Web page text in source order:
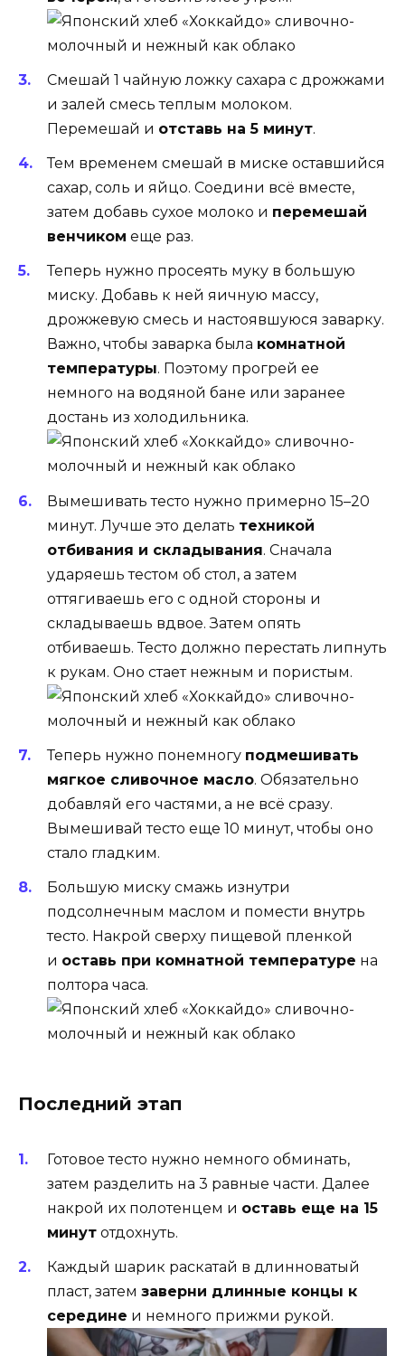
Смешай 1 чайную ложку сахара с дрожжами
и залей смесь теплым молоком.
Перемешай и отставь на 5 минут.
Тем временем смешай в миске оставшийся
сахар, соль и яйцо. Соедини всё вместе,
затем добавь сухое молоко и перемешай
венчиком еще раз.
Теперь нужно просеять муку в большую
миску. Добавь к ней яичную массу,
дрожжевую смесь и настоявшуюся заварку.
Важно, чтобы заварка была комнатной
температуры. Поэтому прогрей ее
немного на водяной бане или заранее
достань из холодильника.
Вымешивать тесто нужно примерно 15–20
минут. Лучше это делать техникой
отбивания и складывания. Сначала
ударяешь тестом об стол, а затем
оттягиваешь его с одной стороны и
складываешь вдвое. Затем опять
отбиваешь. Тесто должно перестать липнуть
к рукам. Оно стает нежным и пористым.
Теперь нужно понемногу подмешивать
мягкое сливочное масло. Обязательно
добавляй его частями, а не всё сразу.
Вымешивай тесто еще 10 минут, чтобы оно
стало гладким.
Большую миску смажь изнутри
подсолнечным маслом и помести внутрь
тесто. Накрой сверху пищевой пленкой
и оставь при комнатной температуре на
полтора часа.
Последний этап
Готовое тесто нужно немного обминать,
затем разделить на 3 равные части. Далее
накрой их полотенцем и оставь еще на 15
минут отдохнуть.
Каждый шарик раскатай в длинноватый
пласт, затем заверни длинные концы к
середине и немного прижми рукой.